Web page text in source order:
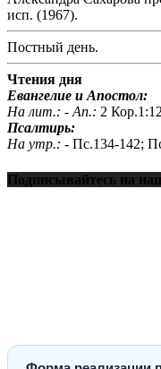
исп. (1967).
Постный день.
Чтения дня
Евангелие и Апостол:
На лит.: - Ап.: 2
Псалтирь:
На утр.: - Пс.134-142;
Подписывайтесь на